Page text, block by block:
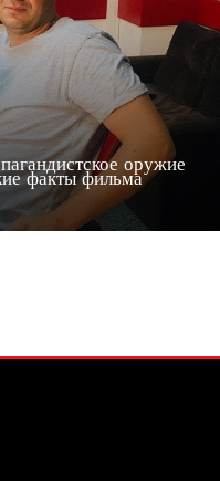
оружие
факты фильма